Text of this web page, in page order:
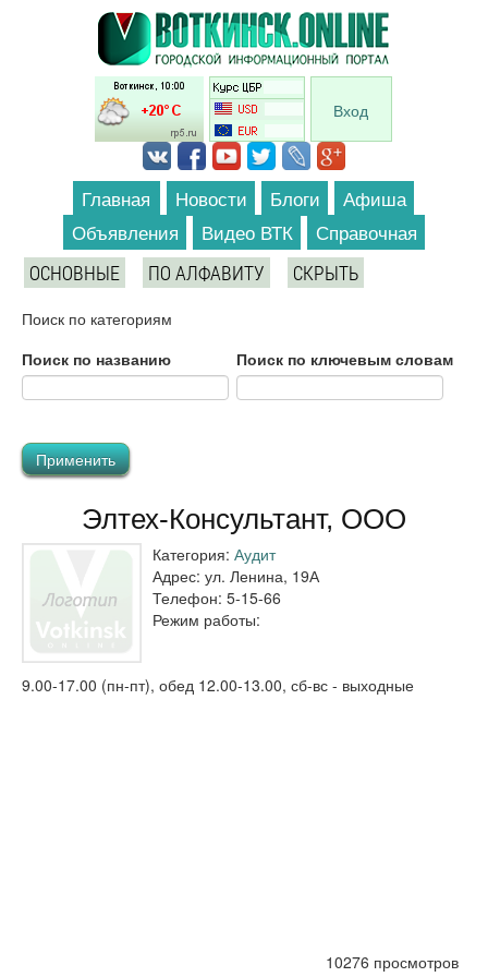
Перейти к основному содержанию
Вход
Главная Новости Блоги
Афиша
Объявления
Видео ВТК Справочная
ОСНОВНЫЕ ПО АЛФАВИТУ СКРЫТЬ
Поиск по категориям
Поиск по названию
Поиск по ключевым словам
Элтех-Консультант, ООО
Категория: Аудит
Адрес: ул. Ленина, 19А
Телефон: 5-15-66
Режим работы:
9.00-17.00 (пн-пт), обед 12.00-13.00, сб-вс - выходные
10276 просмотров